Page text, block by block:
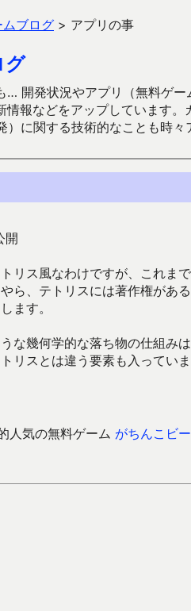
ブログ > アプリの事
グ
… 開発状況やアプリ（無料ゲ
情報などをアップしています
に関する技術的なことも時々
開
リス風なわけですが、これま
ら、テトリスには著作権があ
ます。
な幾何学的な落ち物の仕組み
リスとは違う要素も入っていま
人気の無料ゲーム がちんこビ